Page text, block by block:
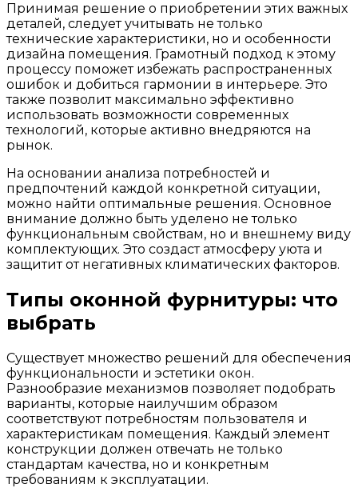
Принимая решение о приобретении этих важных
деталей, следует учитывать не только
технические характеристики, но и особенности
дизайна помещения. Грамотный подход к этому
процессу поможет избежать распространенных
ошибок и добиться гармонии в интерьере. Это
также позволит максимально эффективно
использовать возможности современных
технологий, которые активно внедряются на
рынок.
На основании анализа потребностей и
предпочтений каждой конкретной ситуации,
можно найти оптимальные решения. Основное
внимание должно быть уделено не только
функциональным свойствам, но и внешнему виду
комплектующих. Это создаст атмосферу уюта и
защитит от негативных климатических факторов.
Типы оконной фурнитуры: что
выбрать
Существует множество решений для обеспечения
функциональности и эстетики окон.
Разнообразие механизмов позволяет подобрать
варианты, которые наилучшим образом
соответствуют потребностям пользователя и
характеристикам помещения. Каждый элемент
конструкции должен отвечать не только
стандартам качества, но и конкретным
требованиям к эксплуатации.